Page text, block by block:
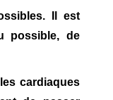
Il est
possible, de
cardiaques